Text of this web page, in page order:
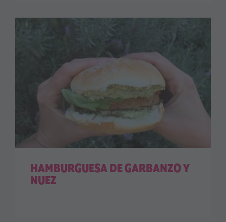
HAMBURGUESA DE GARBANZO Y
NUEZ